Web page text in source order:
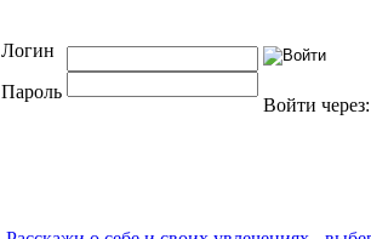
Логин
Пароль
Войти через: